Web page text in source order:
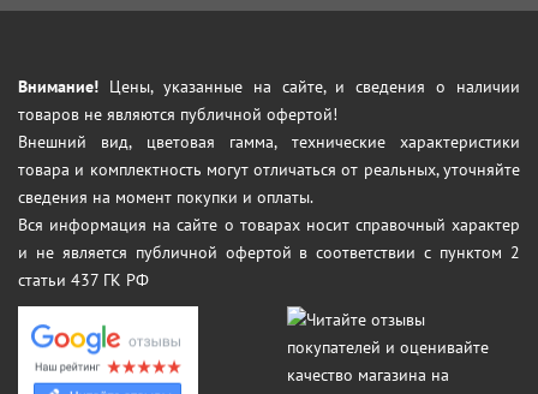
Внимание! Цены, указанные на сайте, и сведения о наличии
товаров не являются публичной офертой!
Внешний вид, цветовая гамма, технические характеристики
товара и комплектность могут отличаться от реальных, уточняйте
сведения на момент покупки и оплаты.
Вся информация на сайте о товарах носит справочный характер
и не является публичной офертой в соответствии с пунктом 2
статьи 437 ГК РФ